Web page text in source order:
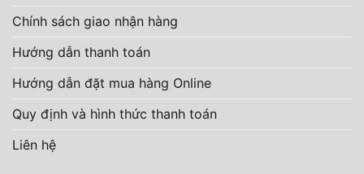
Chính sách giao nhận hàng
Hướng dẫn thanh toán
Hướng dẫn đặt mua hàng Online
Quy định và hình thức thanh toán
Liên hệ